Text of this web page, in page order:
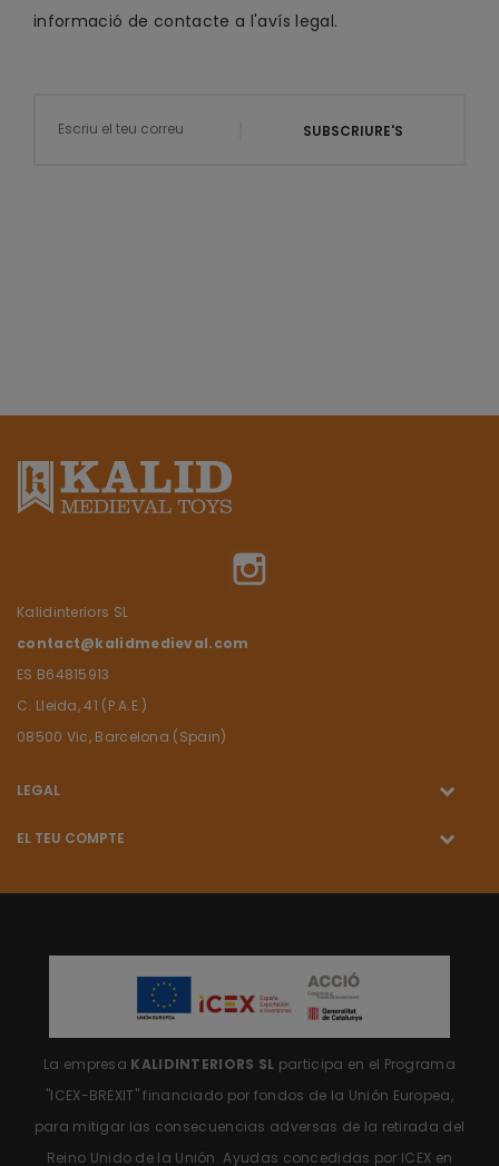
informació de contacte a l'avís legal.
SUBSCRIURE'S
Kalidinteriors SL
contact@kalidmedieval.com
ES B64815913
C. Lleida, 41 (P.A.E.)
08500 Vic, Barcelona (Spain)
LEGAL
EL TEU COMPTE
La empresa KALIDINTERIORS SL participa en el Programa
"ICEX-BREXIT"financiado por fondos de la Unión Europea,
para mitigar las consecuencias adversas de la retirada del
Reino Unido de la Unión.Ayudas concedidas por ICEX en